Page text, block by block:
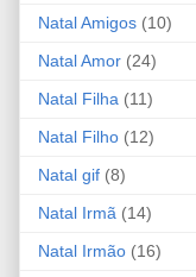
Natal Amigos (10)
Natal Amor (24)
Natal Filha (11)
Natal Filho (12)
Natal gif (8)
Natal Irmã (14)
Natal Irmão (16)